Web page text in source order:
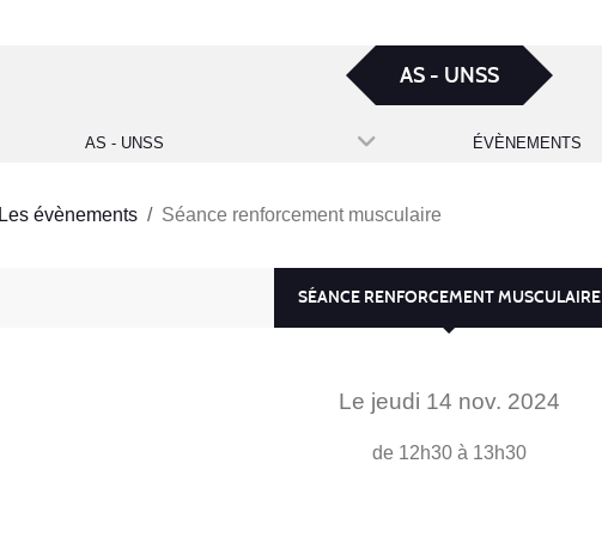
AS - UNSS
AS - UNSS ÉVÈNEMENTS
Les évènements Séance renforcement musculaire
SÉANCE RENFORCEMENT MUSCULAIRE
Le jeudi 14 nov. 2024
de 12h30 à 13h30